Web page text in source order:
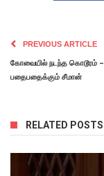
PREVIOUS ARTICLE
கோவையில் நடந்த கொடூரம் –
பதைபதைக்கும் சீமான்
RELATED POSTS